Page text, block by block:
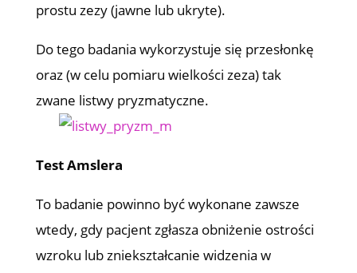
prostu zezy (jawne lub ukryte).
Do tego badania wykorzystuje się przesłonkę
oraz (w celu pomiaru wielkości zeza) tak
zwane listwy pryzmatyczne.
Test Amslera
To badanie powinno być wykonane zawsze
wtedy, gdy pacjent zgłasza obniżenie ostrości
wzroku lub zniekształcanie widzenia w